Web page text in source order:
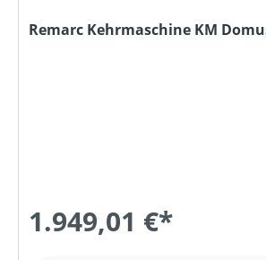
Remarc Kehrmaschine KM
1.949,01 €*